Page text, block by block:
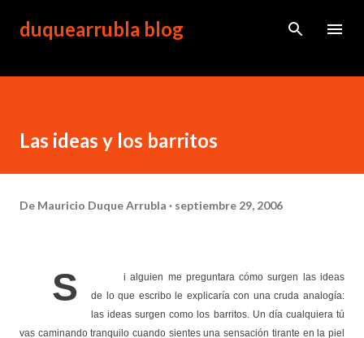
Ir al contenido principal
duquearrubla blog
Las ideas y los barritos
De Mauricio Duque Arrubla septiembre 29, 2006
S
i alguien me preguntara cómo surgen las ideas
de lo que escribo le explicaría con una cruda analogía:
las ideas surgen como los barritos. Un día cualquiera tú
vas caminando tranquilo cuando sientes una sensación tirante en la piel